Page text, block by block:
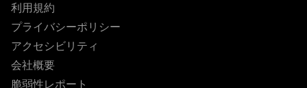
利用規約
プライバシーポリシー
アクセシビリティ
会社概要
脆弱性レポート